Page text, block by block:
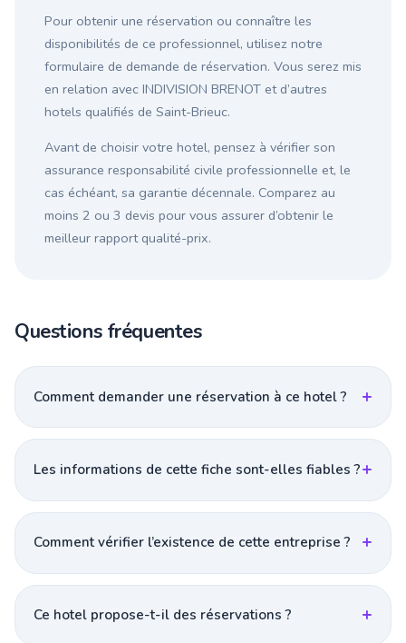
Pour obtenir une réservation ou connaître les
disponibilités de ce professionnel, utilisez notre
formulaire de demande de réservation. Vous serez mis
en relation avec INDIVISION BRENOT et d’autres
hotels qualifiés de Saint-Brieuc.
Avant de choisir votre hotel, pensez à vérifier son
assurance responsabilité civile professionnelle et, le
cas échéant, sa garantie décennale. Comparez au
moins 2 ou 3 devis pour vous assurer d’obtenir le
meilleur rapport qualité-prix.
Questions fréquentes
Comment demander une réservation à ce hotel ?
Les informations de cette fiche sont-elles fiables ?
Comment vérifier l’existence de cette entreprise ?
Ce hotel propose-t-il des réservations ?